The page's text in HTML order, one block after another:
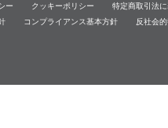
ー クッキーポリシー
特定商取引法
コンプライアンス基本方針 反社会